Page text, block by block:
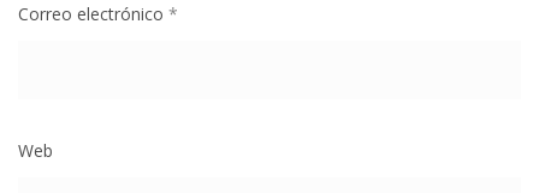
Correo electrónico *
Web